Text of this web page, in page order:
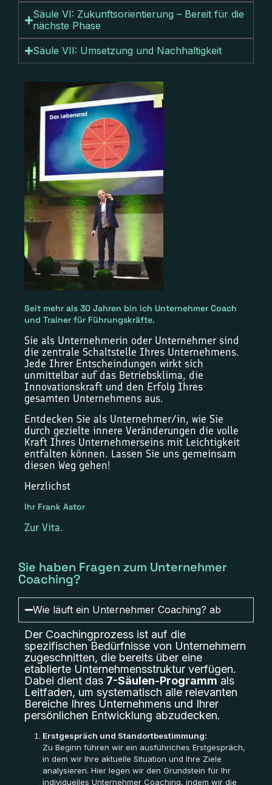
Säule VI: Zukunftsorientierung – Bereit für die
nächste Phase
Säule VII: Umsetzung und Nachhaltigkeit
Seit mehr als 30 Jahren bin ich Unternehmer Coach
und Trainer für Führungskräfte.
Sie als Unternehmerin oder Unternehmer sind
die zentrale Schaltstelle Ihres Unternehmens.
Jede Ihrer Entscheindungen wirkt sich
unmittelbar auf das Betriebsklima, die
Innovationskraft und den Erfolg Ihres
gesamten Unternehmens aus.
Entdecken Sie als Unternehmer/in, wie Sie
durch gezielte innere Veränderungen die volle
Kraft Ihres Unternehmerseins mit Leichtigkeit
entfalten können. Lassen Sie uns gemeinsam
diesen Weg gehen!
Herzlichst
Ihr Frank Astor
Zur Vita.
Sie haben Fragen zum Unternehmer
Coaching?
Wie läuft ein Unternehmer Coaching? ab
Der Coachingprozess ist auf die
spezifischen Bedürfnisse von Unternehmern
zugeschnitten, die bereits über eine
etablierte Unternehmensstruktur verfügen.
Dabei dient das 7-Säulen-Programm als
Leitfaden, um systematisch alle relevanten
Bereiche Ihres Unternehmens und Ihrer
persönlichen Entwicklung abzudecken.
Erstgespräch und Standortbestimmung:
Zu Beginn führen wir ein ausführiches Erstgespräch,
in dem wir Ihre aktuelle Situation und Ihre Ziele
analysieren. Hier legen wir den Grundstein für Ihr
individuelles Unternehmer Coaching, indem wir die